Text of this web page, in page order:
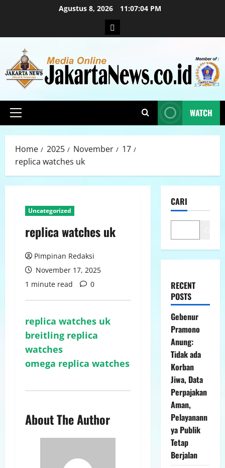
Agustus 8, 2026 11:07:05 PM
WATCH
Home 2025 November
17
replica watches uk
Uncategorized
replica watches uk
Pimpinan Redaksi
November 17, 2025
1 minute read
0
replica watches uk
breitling replica
watches
omega replica watches
About The Author
CARI
RECENT
POSTS
Gebenur
Pramono
Anung:
Tidak ada
Korban
Jiwa, Data
Perpajakan
Aman,
Pelayanann
ya Publik
Tetap
Berjalan